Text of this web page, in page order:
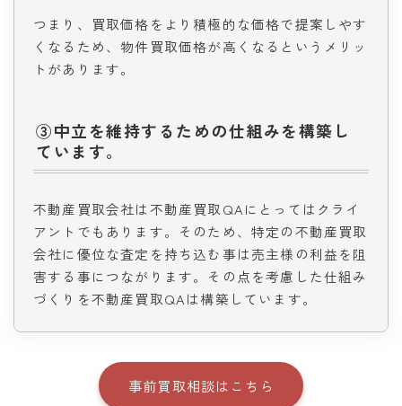
つまり、買取価格をより積極的な価格で提案しやす
くなるため、物件買取価格が高くなるというメリッ
トがあります。
③中立を維持するための仕組みを構築し
ています。
不動産買取会社は不動産買取QAにとってはクライ
アントでもあります。そのため、特定の不動産買取
会社に優位な査定を持ち込む事は売主様の利益を阻
害する事につながります。その点を考慮した仕組み
づくりを不動産買取QAは構築しています。
事前買取相談はこちら